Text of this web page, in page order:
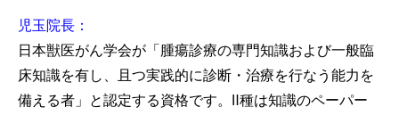
児玉院長：
日本獣医がん学会が「腫瘍診療の専門知識および一般臨
床知識を有し、且つ実践的に診断・治療を行なう能力を
備える者」と認定する資格です。Ⅱ種は知識のペーパー